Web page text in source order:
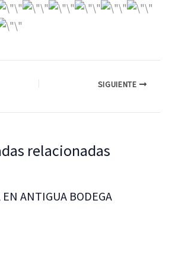
SIGUIENTE
relacionadas
EN ANTIGUA BODEGA